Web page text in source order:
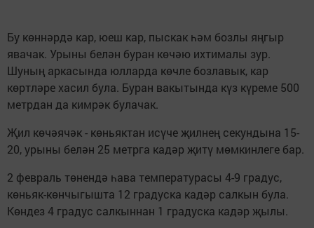
Бу көннәрдә кар, юеш кар, пыскак һәм бозлы яңгыр
явачак. Урыны белән буран көчәю ихтималы зур.
Шуның аркасында юлларда көчле бозлавык, кар
көртләре хасил була. Буран вакытында күз күреме 500
метрдан да кимрәк булачак.
Җил көчәячәк - көньяктан исүче җилнең секундына 15-
20, урыны белән 25 метрга кадәр җитү мөмкинлеге бар.
2 февраль төнендә һава температурасы 4-9 градус,
көньяк-көнчыгышта 12 градуска кадәр салкын була.
Көндез 4 градус салкыннан 1 градуска кадәр җылы.